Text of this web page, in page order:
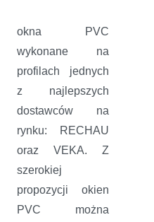
okna PVC
wykonane na
profilach jednych
z najlepszych
dostawców na
rynku: RECHAU
oraz VEKA. Z
szerokiej
propozycji okien
PVC można